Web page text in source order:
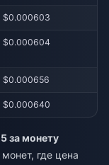
$0.000603
$0.000604
$0.000656
$0.000640
за монету
где цена